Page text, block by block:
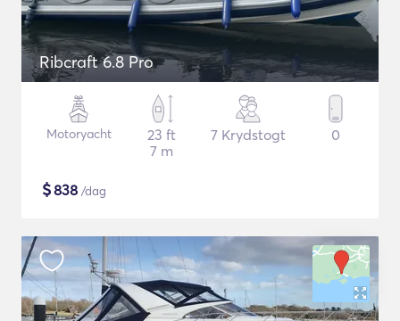
Ribcraft 6.8 Pro
Motoryacht
23 ft
7 m
7 Krydstogt 0
$838 /dag